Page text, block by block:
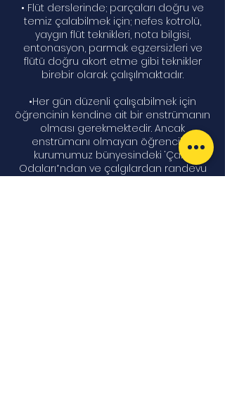
• Flüt derslerinde; parçaları doğru ve
temiz çalabilmek için; nefes kotrolü,
yaygın flüt teknikleri, nota bilgisi,
entonasyon, parmak egzersizleri ve
flütü doğru akort etme gibi teknikler
birebir olarak çalışılmaktadır.
•Her gün düzenli çalışabilmek için
öğrencinin kendine ait bir enstrümanın
olması gerekmektedir. Ancak
enstrümanı olmayan öğrenciler;
kurumumuz bünyesindeki ‘Çalgı
Odalarıʼndan ve çalgılardan randevu